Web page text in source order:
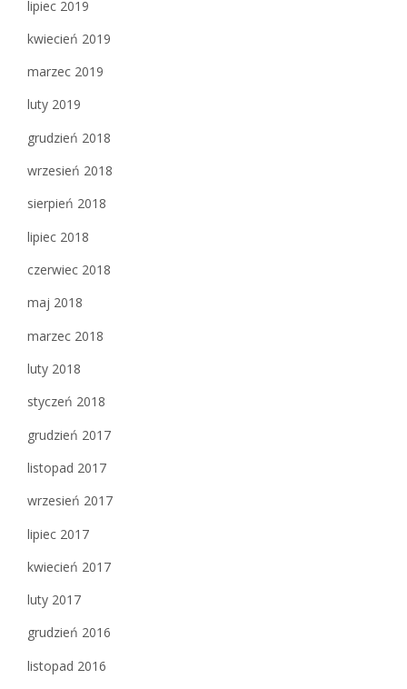
lipiec 2019
kwiecień 2019
marzec 2019
luty 2019
grudzień 2018
wrzesień 2018
sierpień 2018
lipiec 2018
czerwiec 2018
maj 2018
marzec 2018
luty 2018
styczeń 2018
grudzień 2017
listopad 2017
wrzesień 2017
lipiec 2017
kwiecień 2017
luty 2017
grudzień 2016
listopad 2016